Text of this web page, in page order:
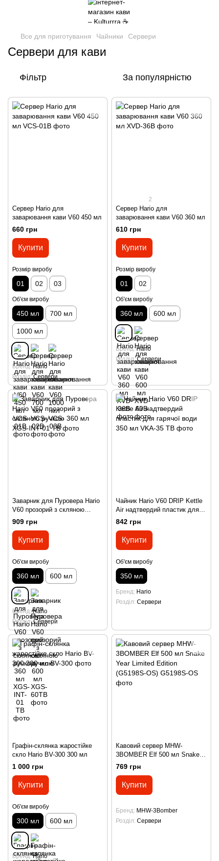
Все для приготування Чайники Сервери
Сервери для кави
Фільтр За популярністю
Сервер Hario для
заварювання кави V60 450 мл
660 грн
Купити
Розмір виробу
01 02 03
Об'єм виробу
450 мл 700 мл
1000 мл
Бренд Hario
Розділ Сервери
2
Сервер Hario для
заварювання кави V60 360 мл
610 грн
Купити
Розмір виробу
01 02
Об'єм виробу
360 мл 600 мл
Бренд Hario
Розділ Сервери
Заварник для Пуровера Hario
V60 прозорий з скляною
ручкою 360 мл
909 грн
Купити
Об'єм виробу
360 мл 600 мл
Бренд Hario
Розділ Сервери
Чайник Hario V60 DRIP Kettle
Air надтвердий пластик для
гарячої води 350 мл
842 грн
Купити
Об'єм виробу
350 мл
Бренд Hario
Розділ Сервери
Графін-склянка жаростійке
скло Hario BV-300 300 мл
1 000 грн
Купити
Об'єм виробу
300 мл 600 мл
Бренд Hario
Кавовий сервер MHW-
3BOMBER Elf 500 мл Snake
Year Limited Edition (G5198S-
769 грн
Купити
Бренд MHW-3Bomber
Розділ Сервери